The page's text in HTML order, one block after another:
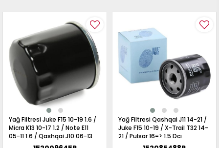
Yağ Filtresi Juke F15 10-19 1.6 /
Micra K13 10-17 1.2 / Note E11
05-11 1.6 / Qashqai J10 06-13
Yağ Filtresi Qashqai J11 14-21 /
Juke F15 10-19 / X-Trail T32 14-
21 / Pulsar 16=> 1.5 Dcı